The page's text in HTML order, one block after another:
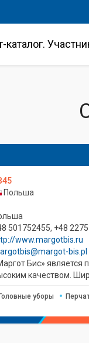
каталог.
Польша
501752455, +48
www.margotbis.ru
bis.pl
Бис»
качеством.
Головные уборы